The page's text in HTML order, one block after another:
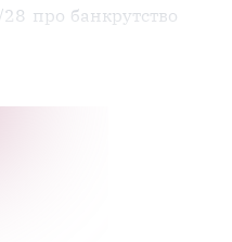
про банкрутство